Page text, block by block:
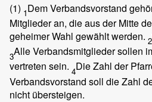
(1) 1Dem Verbandsvorstand
Mitglieder an, die aus der Mitte
geheimer Wahl gewählt werden. 2
3Alle Verbandsmitglieder sollen
vertreten sein. 4Die Zahl der
Verbandsvorstand soll die Zahl
nicht übersteigen.